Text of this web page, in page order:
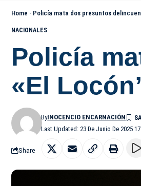
Home - Policía mata dos presuntos
NACIONALES
Policía
«El
Last Updated: 23 De Junio De 2025
ByINOCENCIO ENCARNACIÓN
Share